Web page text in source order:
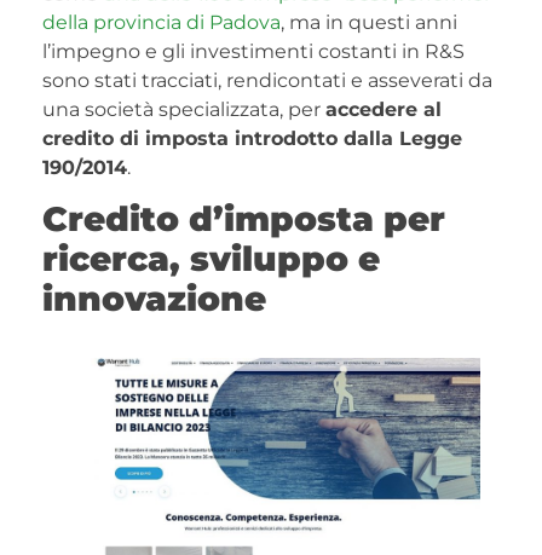
della provincia di Padova, ma in questi anni
l’impegno e gli investimenti costanti in R&S
sono stati tracciati, rendicontati e asseverati da
una società specializzata, per accedere al
credito di imposta introdotto dalla Legge
190/2014.
Credito d’imposta per
ricerca, sviluppo e
innovazione